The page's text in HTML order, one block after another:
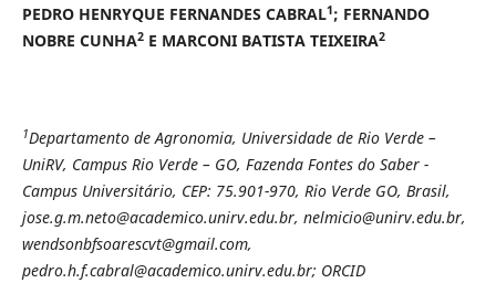
PEDRO HENRYQUE FERNANDES CABRAL1; FERNANDO
NOBRE CUNHA2E MARCONI BATISTA TEIXEIRA2
1Departamento de Agronomia, Universidade de Rio Verde –
UniRV, Campus Rio Verde – GO, Fazenda Fontes do Saber -
Campus Universitário, CEP: 75.901-970, Rio Verde GO, Brasil,
jose.g.m.neto@academico.unirv.edu.br, nelmicio@unirv.edu.br,
wendsonbfsoarescvt@gmail.com,
pedro.h.f.cabral@academico.unirv.edu.br; ORCID